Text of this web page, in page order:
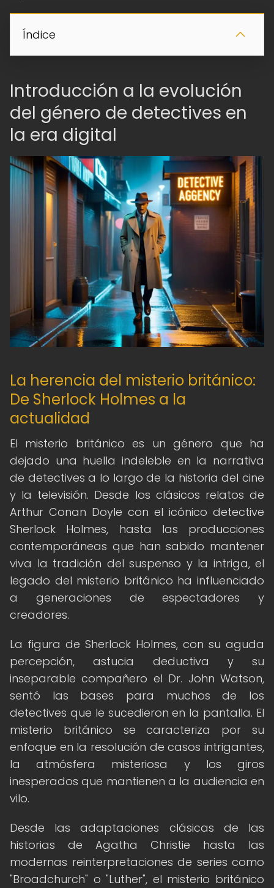
Índice
Introducción a la evolución
del género de detectives en
la era digital
La herencia del misterio británico:
De Sherlock Holmes a la
actualidad
El misterio británico es un género que ha
dejado una huella indeleble en la narrativa
de detectives a lo largo de la historia del cine
y la televisión. Desde los clásicos relatos de
Arthur Conan Doyle con el icónico detective
Sherlock Holmes, hasta las producciones
contemporáneas que han sabido mantener
viva la tradición del suspenso y la intriga, el
legado del misterio británico ha influenciado
a generaciones de espectadores y
creadores.
La figura de Sherlock Holmes, con su aguda
percepción, astucia deductiva y su
inseparable compañero el Dr. John Watson,
sentó las bases para muchos de los
detectives que le sucedieron en la pantalla. El
misterio británico se caracteriza por su
enfoque en la resolución de casos intrigantes,
la atmósfera misteriosa y los giros
inesperados que mantienen a la audiencia en
vilo.
Desde las adaptaciones clásicas de las
historias de Agatha Christie hasta las
modernas reinterpretaciones de series como
"Broadchurch" o "Luther", el misterio británico